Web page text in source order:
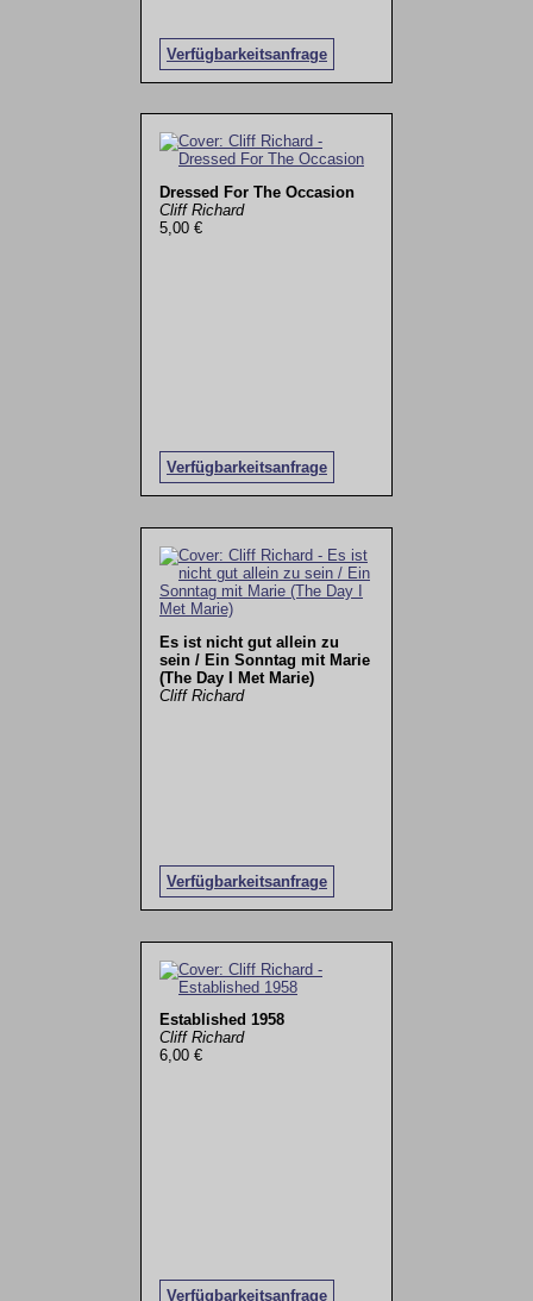
Verfügbarkeitsanfrage
Dressed For The Occasion
Cliff Richard
5,00 €
Verfügbarkeitsanfrage
Es ist nicht gut allein zu
sein / Ein Sonntag mit Marie
(The Day I Met Marie)
Cliff Richard
Verfügbarkeitsanfrage
Established 1958
Cliff Richard
6,00 €
Verfügbarkeitsanfrage